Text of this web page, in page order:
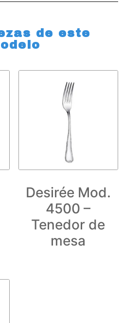
de este
Desirée Mod.
4500 –
Tenedor de
mesa